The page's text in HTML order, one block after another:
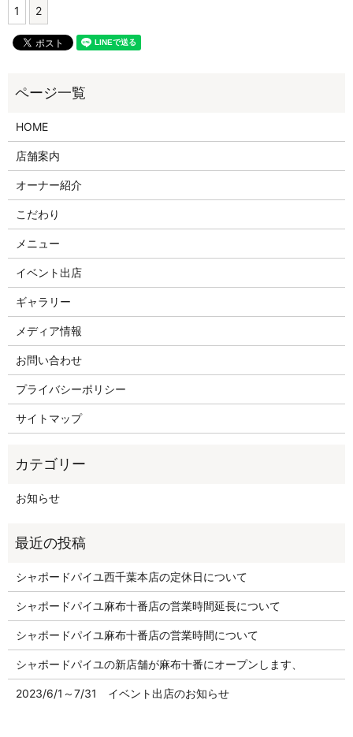
1 2
HOME
店舗案内
オーナー紹介
こだわり
メニュー
イベント出店
ギャラリー
メディア情報
お問い合わせ
プライバシーポリシー
サイトマップ
お知らせ
シャポードパイユ西千葉本店の定休日について
シャポードパイユ麻布十番店の営業時間延長について
シャポードパイユ麻布十番店の営業時間について
シャポードパイユの新店舗が麻布十番にオープンします、
2023/6/1～7/31 イベント出店のお知らせ